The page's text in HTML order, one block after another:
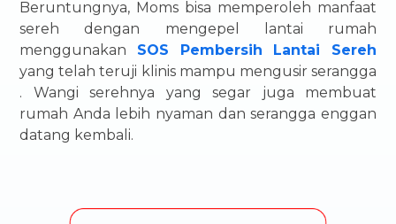
Beruntungnya, Moms bisa memperoleh manfaat
sereh dengan mengepel lantai rumah
menggunakan SOS Pembersih Lantai Sereh
yang telah teruji klinis mampu mengusir serangga
. Wangi serehnya yang segar juga membuat
rumah Anda lebih nyaman dan serangga enggan
datang kembali.